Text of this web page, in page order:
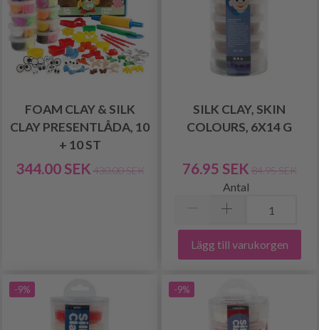
FOAM CLAY & SILK
CLAY PRESENTLÅDA, 10
+ 10 ST
344.00 SEK 430.00 SEK
SILK CLAY, SKIN
COLOURS, 6X14 G
76.95 SEK 84.95 SEK
Antal
Lägg till varukorgen
-9% -9%